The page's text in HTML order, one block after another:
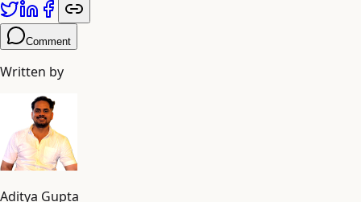
Comment
Written by
Aditya Gupta